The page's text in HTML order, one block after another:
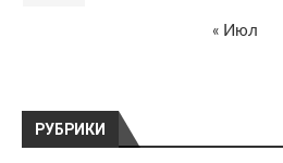
РУБРИКИ
« Июл